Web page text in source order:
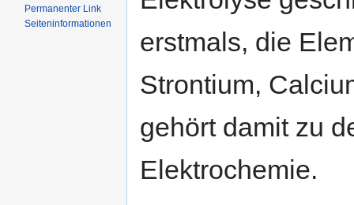
erstmals, die
Strontium,
gehört damit zu
Elektrochemie.
Permanenter Link
Seiten­informationen